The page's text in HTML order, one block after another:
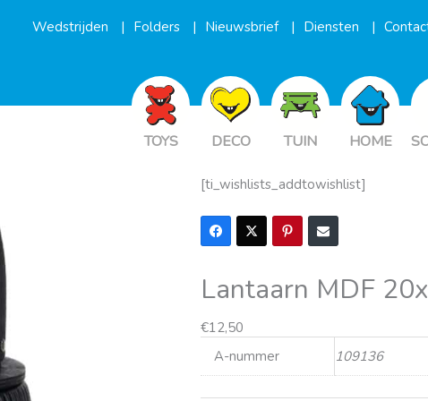
Wedstrijden Folders Nieuwsbrief Diensten
TOYS DECO TUIN HOME
[ti_wishlists_addtowishlist]
Lantaarn MDF
€12,50
A-nummer
109136